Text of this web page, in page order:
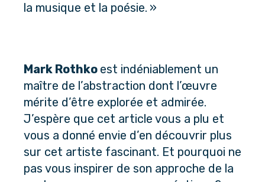
la musique et la poésie. »
Mark Rothko est indéniablement un
maître de l’abstraction dont l’œuvre
mérite d’être explorée et admirée.
J’espère que cet article vous a plu et
vous a donné envie d’en découvrir plus
sur cet artiste fascinant. Et pourquoi ne
pas vous inspirer de son approche de la